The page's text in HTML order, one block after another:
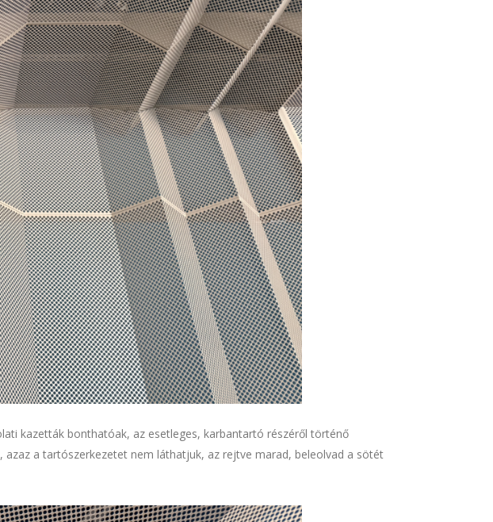
kazetták bonthatóak, az esetleges, karbantartó részéről történő
a tartószerkezetet nem láthatjuk, az rejtve marad, beleolvad a sötét